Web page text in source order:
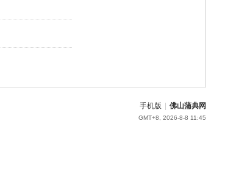
手机版 佛山蒲典网
GMT+8, 2026-8-8 11:45